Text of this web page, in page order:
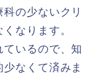
の少ないクリ
なります。
いるので、知
なくて済みま